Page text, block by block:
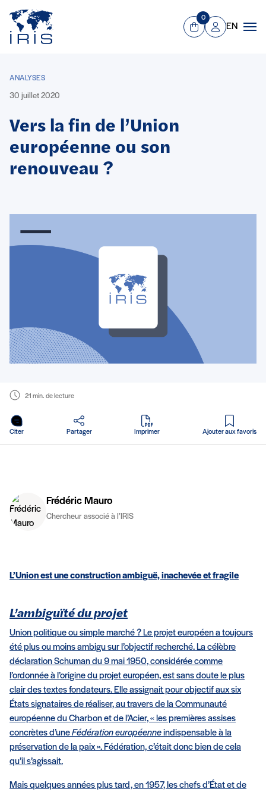
Aller au contenu principal
Panier
0
Mon compte
EN
ANALYSES
30 juillet 2020
Vers la fin de l’Union
européenne ou son
renouveau ?
21 min. de lecture
Citer Partager Imprimer
en PDF
Ajouter aux favoris
Frédéric Mauro
Chercheur associé à l’IRIS
L’Union est une construction ambiguë, inachevée et fragile
L’ambiguïté du projet
Union politique ou simple marché ? Le projet européen a toujours
été plus ou moins ambigu sur l’objectif recherché. La célèbre
déclaration Schuman du 9 mai 1950, considérée comme
l’ordonnée à l’origine du projet européen, est sans doute le plus
clair des textes fondateurs. Elle assignait pour objectif aux six
États signataires de réaliser, au travers de la Communauté
européenne du Charbon et de l’Acier, « les premières assises
concrètes d’uneFédération européenneindispensable à la
préservation de la paix ». Fédération, c’était donc bien de cela
qu’il s’agissait.
Mais quelques années plus tard, en 1957, les chefs d’État et de